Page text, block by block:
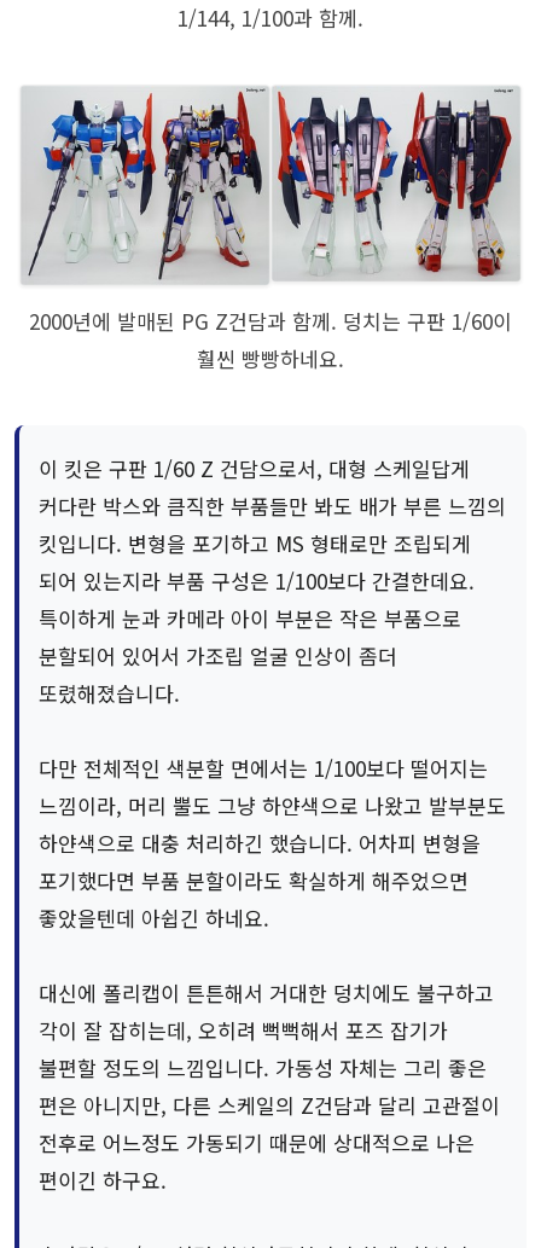
1/144, 1/100과 함께.
2000년에 발매된 PG Z건담과 함께. 덩치는 구판 1/60이
훨씬 빵빵하네요.
이 킷은 구판 1/60 Z 건담으로서, 대형 스케일답게
커다란 박스와 큼직한 부품들만 봐도 배가 부른 느낌의
킷입니다. 변형을 포기하고 MS 형태로만 조립되게
되어 있는지라 부품 구성은 1/100보다 간결한데요.
특이하게 눈과 카메라 아이 부분은 작은 부품으로
분할되어 있어서 가조립 얼굴 인상이 좀더
또렸해졌습니다.
다만 전체적인 색분할 면에서는 1/100보다 떨어지는
느낌이라, 머리 뿔도 그냥 하얀색으로 나왔고 발부분도
하얀색으로 대충 처리하긴 했습니다. 어차피 변형을
포기했다면 부품 분할이라도 확실하게 해주었으면
좋았을텐데 아쉽긴 하네요.
대신에 폴리캡이 튼튼해서 거대한 덩치에도 불구하고
각이 잘 잡히는데, 오히려 뻑뻑해서 포즈 잡기가
불편할 정도의 느낌입니다. 가동성 자체는 그리 좋은
편은 아니지만, 다른 스케일의 Z건담과 달리 고관절이
전후로 어느정도 가동되기 때문에 상대적으로 나은
편이긴 하구요.